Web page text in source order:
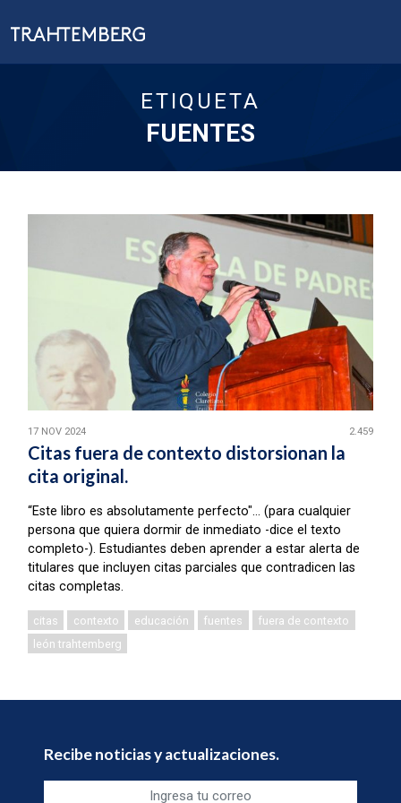
ETIQUETA
FUENTES
17 NOV 2024 2.459
Citas fuera de contexto distorsionan la
cita original.
“Este libro es absolutamente perfecto"… (para cualquier
persona que quiera dormir de inmediato -dice el texto
completo-). Estudiantes deben aprender a estar alerta de
titulares que incluyen citas parciales que contradicen las
citas completas.
citas contexto educación fuentes
fuera de contexto
león trahtemberg
Recibe noticias y actualizaciones.